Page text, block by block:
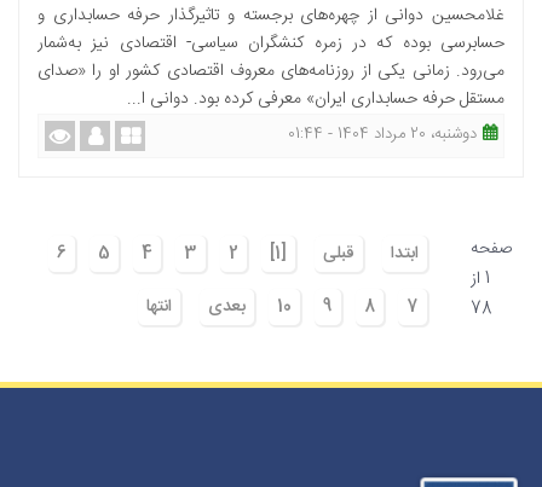
غلامحسین دوانی از چهره‌های برجسته و تاثیرگذار حرفه حسابداری و
حسابرسی بوده که در زمره کنشگران سیاسی- اقتصادی نیز به‌شمار
می‌رود. زمانی یکی از روزنامه‌های معروف اقتصادی کشور او را «صدای
مستقل حرفه حسابداری ایران» معرفی کرده بود. دوانی ا...
دوشنبه، 20 مرداد 1404 - 01:44
صفحه
1 از
78
ابتدا قبلی [1]
2
3
4
5
6
7
8
9
10 بعدی انتها